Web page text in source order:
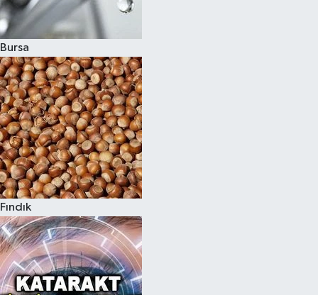
Bursa
Fındık